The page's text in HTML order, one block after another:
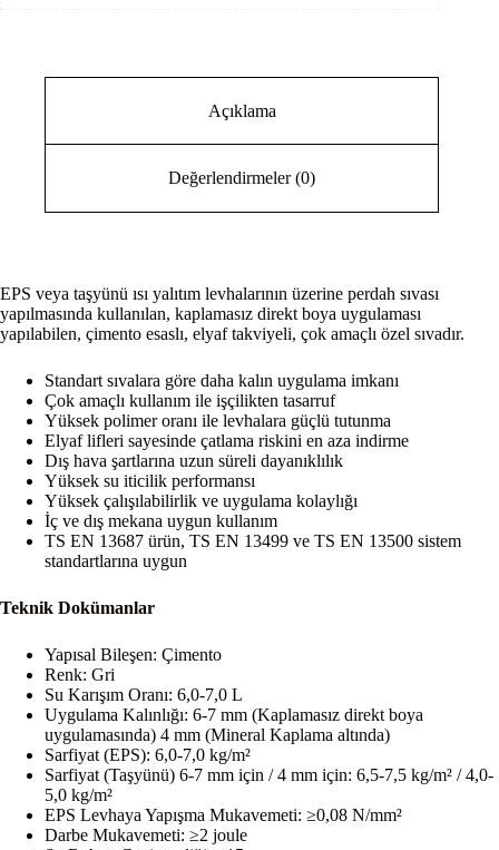
Açıklama
Değerlendirmeler (0)
EPS veya taşyünü ısı yalıtım levhalarının üzerine perdah sıvası
yapılmasında kullanılan, kaplamasız direkt boya uygulaması
yapılabilen, çimento esaslı, elyaf takviyeli, çok amaçlı özel sıvadır.
Standart sıvalara göre daha kalın uygulama imkanı
Çok amaçlı kullanım ile işçilikten tasarruf
Yüksek polimer oranı ile levhalara güçlü tutunma
Elyaf lifleri sayesinde çatlama riskini en aza indirme
Dış hava şartlarına uzun süreli dayanıklılık
Yüksek su iticilik performansı
Yüksek çalışılabilirlik ve uygulama kolaylığı
İç ve dış mekana uygun kullanım
TS EN 13687 ürün, TS EN 13499 ve TS EN 13500 sistem
standartlarına uygun
Teknik Dokümanlar
Yapısal Bileşen: Çimento
Renk: Gri
Su Karışım Oranı: 6,0-7,0 L
Uygulama Kalınlığı: 6-7 mm (Kaplamasız direkt boya
uygulamasında) 4 mm (Mineral Kaplama altında)
Sarfiyat (EPS): 6,0-7,0 kg/m²
Sarfiyat (Taşyünü) 6-7 mm için / 4 mm için: 6,5-7,5 kg/m² / 4,0-
5,0 kg/m²
EPS Levhaya Yapışma Mukavemeti: ≥0,08 N/mm²
Darbe Mukavemeti: ≥2 joule